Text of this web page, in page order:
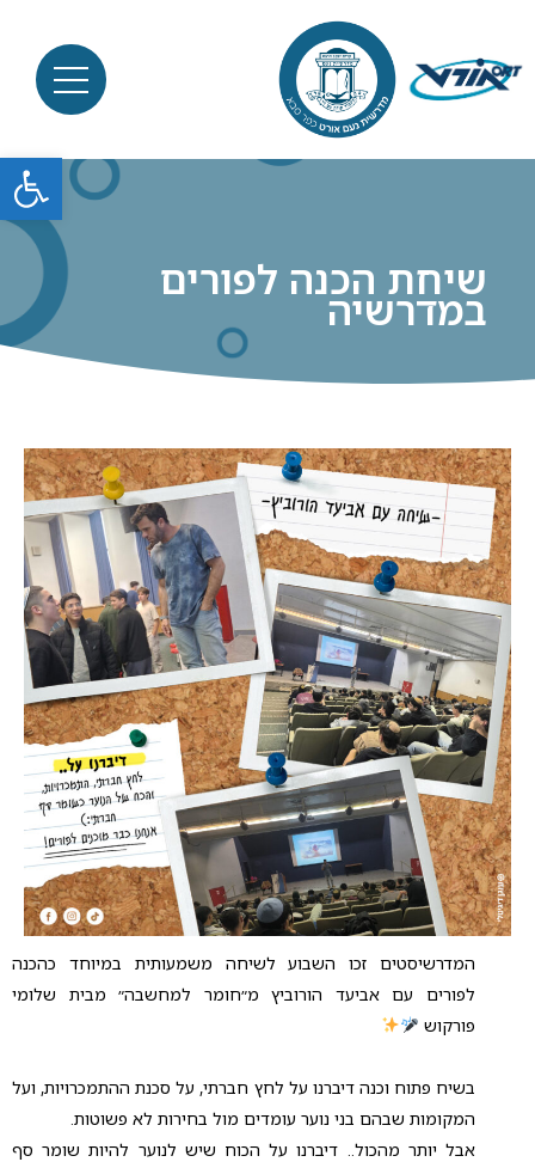
פתח
שיחת הכנה לפורים
במדרשיה
המדרשיסטים זכו השבוע לשיחה משמעותית במיוחד כהכנה
לפורים עם אביעד הורוביץ מ״חומר למחשבה״ מבית שלומי
פורקוש
בשיח פתוח וכנה דיברנו על לחץ חברתי, על סכנת ההתמכרויות, ועל
המקומות שבהם בני נוער עומדים מול בחירות לא פשוטות.
אבל יותר מהכול.. דיברנו על הכוח שיש לנוער להיות שומר סף